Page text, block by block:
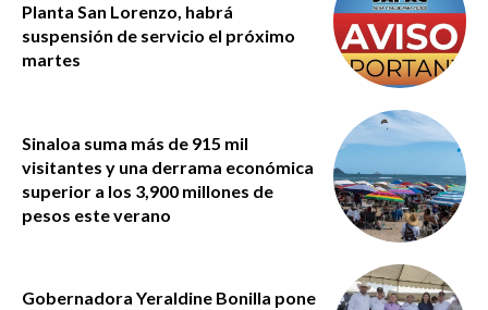
Planta San Lorenzo, habrá
suspensión de servicio el próximo
martes
Sinaloa suma más de 915 mil
visitantes y una derrama económica
superior a los 3,900 millones de
pesos este verano
Gobernadora Yeraldine Bonilla pone